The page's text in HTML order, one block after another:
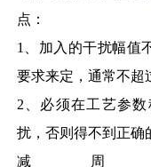
点：
1、加入的干扰幅值
要求来定，通常不超
2、必须在工艺参
扰，否则得不到正确
减